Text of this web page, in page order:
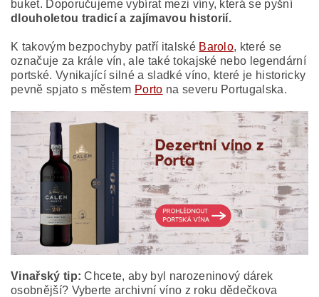
buket. Doporučujeme vybírat mezi víny, která se pyšní
dlouholetou tradicí a zajímavou historií.
K takovým bezpochyby patří italské Barolo, které se
označuje za krále vín, ale také tokajské nebo legendární
portské. Vynikající silné a sladké víno, které je historicky
pevně spjato s městem Porto na severu Portugalska.
Vinařský tip:Chcete, aby byl narozeninový dárek
osobnější? Vyberte archivní víno z roku dědečkova